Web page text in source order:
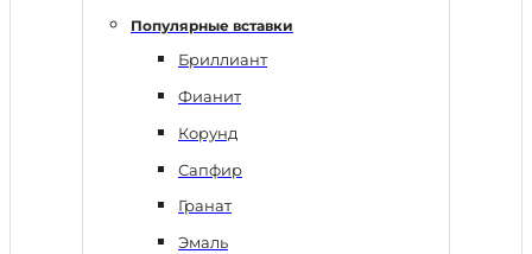
Популярные вставки
Бриллиант
Фианит
Корунд
Сапфир
Гранат
Эмаль